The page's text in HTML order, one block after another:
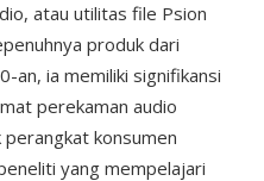
atau utilitas file Psion
produk dari
an, ia memiliki signifikansi
perekaman audio
konsumen
yang mempelajari